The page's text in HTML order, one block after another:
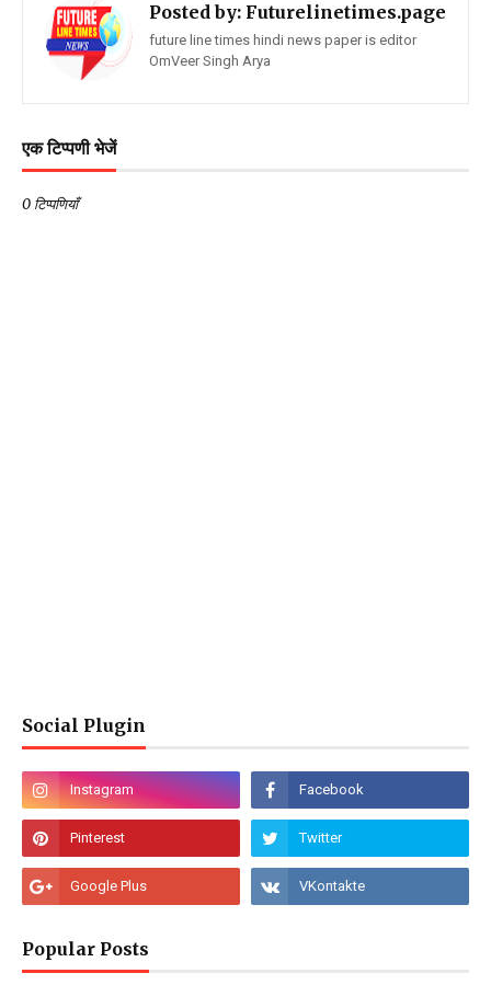
Posted by: Futurelinetimes.page
future line times hindi news paper is editor
OmVeer Singh Arya
एक टिप्पणी भेजें
0 टिप्पणियाँ
Social Plugin
Popular Posts